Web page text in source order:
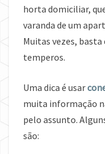
horta domiciliar,
varanda de um
Muitas vezes,
temperos.
Uma dica é usar
muita informação
pelo assunto.
são: